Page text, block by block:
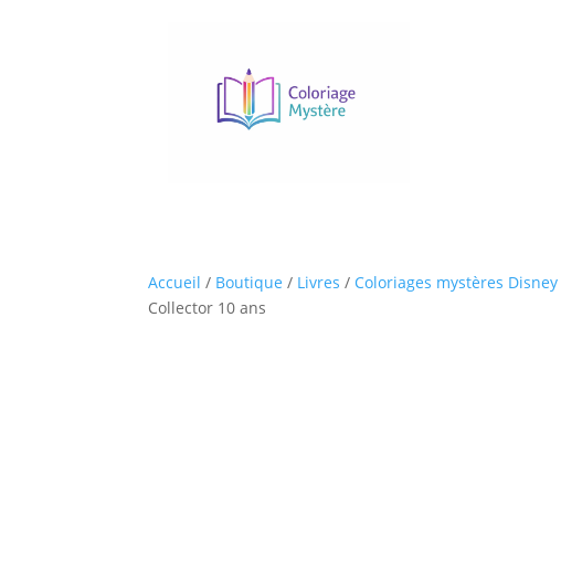
Accueil / Boutique / Livres / Coloriages mystères Disney
Collector 10 ans